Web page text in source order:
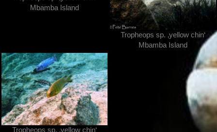
Mbamba Island
Tropheops sp. ‚yellow chin‘
Mbamba Island
Tropheops sp. ‚yellow chin‘